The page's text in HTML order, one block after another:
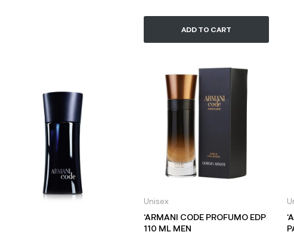
ADD TO CART
Unisex
‘ARMANI CODE PROFUMO EDP
110 ML MEN